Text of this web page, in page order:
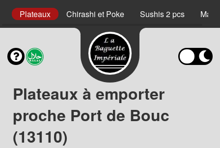
Plateaux Chirashi et Poke Sushis 2 pcs Maki
Plateaux à emporter
proche Port de Bouc
(13110)